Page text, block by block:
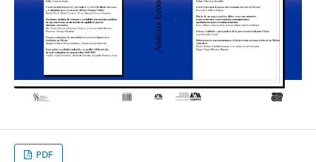
PDF